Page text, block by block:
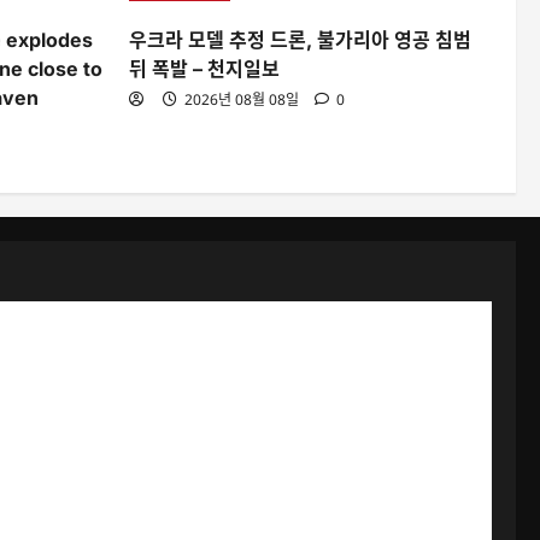
explodes
close to
우크라 모델 추정 드론, 불가리아 영공 침범
뒤 폭발 – 천지일보
2026년 08월 08일 0